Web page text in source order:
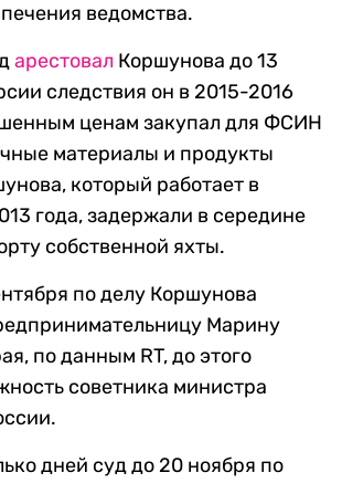
ведомства.
арестовал Коршунова до 13
следствия он в 2015-2016
ценам закупал для ФСИН
материалы и продукты
который работает в
года, задержали в середине
собственной яхты.
по делу Коршунова
Марину
по данным RT, до этого
советника министра
дней суд до 20 ноября по